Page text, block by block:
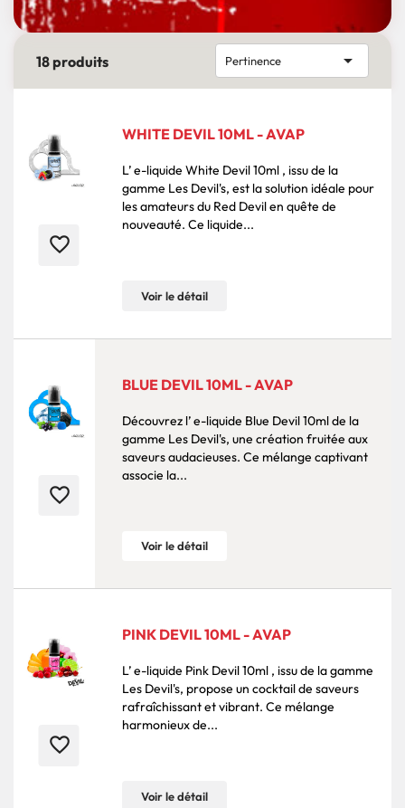
18 produits Pertinence 
favorite_border
WHITE DEVIL 10ML - AVAP
L’ e-liquide White Devil 10ml , issu de la
gamme Les Devil's, est la solution idéale pour
les amateurs du Red Devil en quête de
nouveauté. Ce liquide...
Voir le détail
favorite_border
BLUE DEVIL 10ML - AVAP
Découvrez l’ e-liquide Blue Devil 10ml de la
gamme Les Devil's, une création fruitée aux
saveurs audacieuses. Ce mélange captivant
associe la...
Voir le détail
favorite_border
PINK DEVIL 10ML - AVAP
L’ e-liquide Pink Devil 10ml , issu de la gamme
Les Devil's, propose un cocktail de saveurs
rafraîchissant et vibrant. Ce mélange
harmonieux de...
Voir le détail